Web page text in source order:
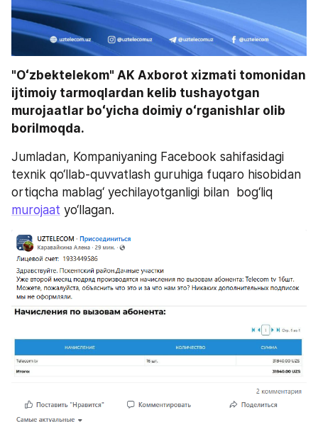
"Oʻzbektelekom" AK Axborot xizmati tomonidan
ijtimoiy tarmoqlardan kelib tushayotgan
murojaatlar boʻyicha doimiy oʻrganishlar olib
borilmoqda.
Jumladan, Kompaniyaning Facebook sahifasidagi
texnik qo‘llab-quvvatlash guruhiga fuqaro hisobidan
murojaat yo‘llagan.